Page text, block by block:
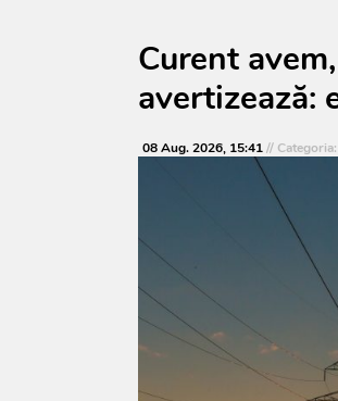
Curent
avertizează:
08 Aug. 2026, 15:41// Categoria: